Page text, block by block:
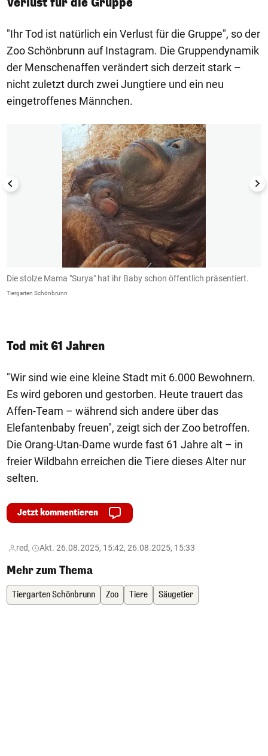
"Ihr Tod ist natürlich ein Verlust für die Gruppe", so der
Zoo Schönbrunn auf Instagram. Die Gruppendynamik
der Menschenaffen verändert sich derzeit stark –
nicht zuletzt durch zwei Jungtiere und ein neu
eingetroffenes Männchen.
1/8
Die stolze Mama "Surya" hat ihr Baby schon öffentlich präsentiert.
Tiergarten Schönbrunn
Tod mit 61 Jahren
"Wir sind wie eine kleine Stadt mit 6.000 Bewohnern.
Es wird geboren und gestorben. Heute trauert das
Affen-Team – während sich andere über das
Elefantenbaby freuen", zeigt sich der Zoo betroffen.
Die Orang-Utan-Dame wurde fast 61 Jahre alt – in
freier Wildbahn erreichen die Tiere dieses Alter nur
selten.
Jetzt kommentieren
red, Akt. 26.08.2025, 15:42, 26.08.2025, 15:33
Mehr zum Thema
Tiergarten Schönbrunn Zoo Tiere Säugetier